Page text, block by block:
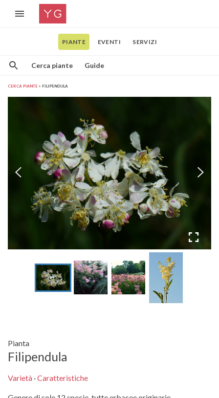
PIANTE EVENTI SERVIZI
Cerca piante Guide
CERCA PIANTE FILIPENDULA
Pianta
Filipendula
Varietà ·Caratteristiche